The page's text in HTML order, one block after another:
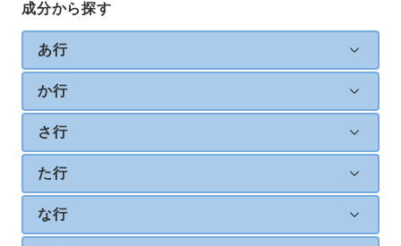
成分から探す
あ行
か行
さ行
た行
な行